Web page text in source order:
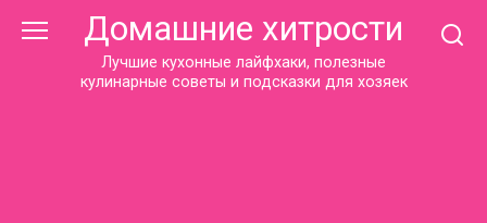
Домашние хитрости
Лучшие кухонные лайфхаки, полезные
кулинарные советы и подсказки для хозяек